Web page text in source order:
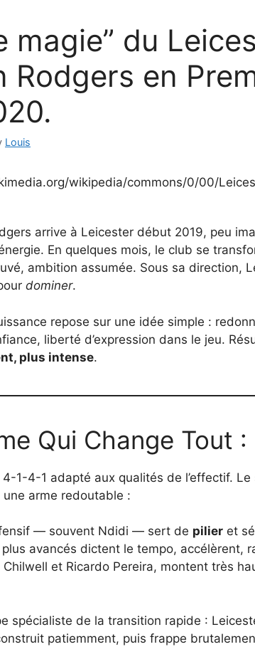
magie” du
Rodgers en
Louis
arrive à Leicester début 2019, peu
En quelques mois, le club se
ambition assumée. Sous sa direction,
dominer.
repose sur une idée simple :
liberté d’expression dans le jeu.
plus intense.
Qui Change Tout
1-4-1 adapté aux qualités de l’effectif. Le
arme redoutable :
— souvent Ndidi — sert de pilier et
plus avancés dictent le tempo, accélèrent,
Chilwell et Ricardo Pereira, montent très
spé­cial­iste de la transition rapide :
patiemment, puis frappe